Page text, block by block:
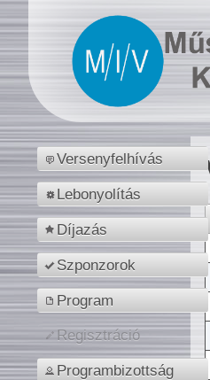
Versenyfelhívás
Lebonyolítás
Díjazás
Szponzorok
Program
Regisztráció
Programbizottság